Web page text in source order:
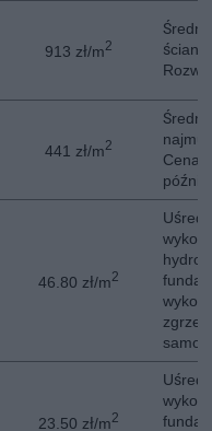
913 zł/m2
Średni
441 zł/m2
Średni
najmu
Cena
46.80 zł/m2
23.50 zł/m2